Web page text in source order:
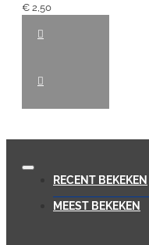
€ 2,50
RECENT BEKEKEN
MEEST BEKEKEN